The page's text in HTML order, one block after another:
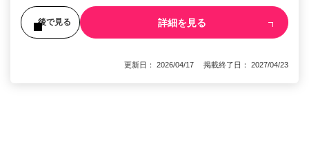
後で見る 詳細を見る
更新日： 2026/04/17 掲載終了日： 2027/04/23